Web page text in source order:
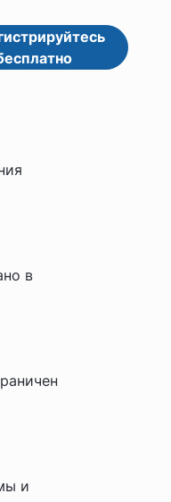
в
и